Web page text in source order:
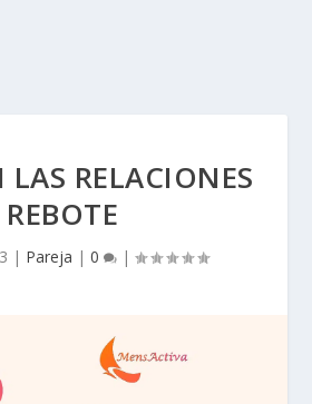
LAS RELACIONES
REBOTE
| Pareja | 0 |